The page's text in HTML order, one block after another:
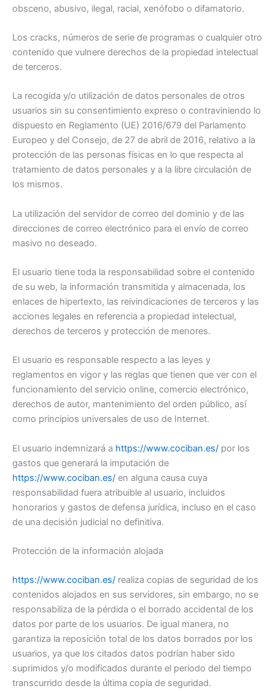
obsceno, abusivo, ilegal, racial, xenófobo o difamatorio.
Los cracks, números de serie de programas o cualquier otro
contenido que vulnere derechos de la propiedad intelectual
de terceros.
La recogida y/o utilización de datos personales de otros
usuarios sin su consentimiento expreso o contraviniendo lo
dispuesto en Reglamento (UE) 2016/679 del Parlamento
Europeo y del Consejo, de 27 de abril de 2016, relativo a la
protección de las personas físicas en lo que respecta al
tratamiento de datos personales y a la libre circulación de
los mismos.
La utilización del servidor de correo del dominio y de las
direcciones de correo electrónico para el envío de correo
masivo no deseado.
El usuario tiene toda la responsabilidad sobre el contenido
de su web, la información transmitida y almacenada, los
enlaces de hipertexto, las reivindicaciones de terceros y las
acciones legales en referencia a propiedad intelectual,
derechos de terceros y protección de menores.
El usuario es responsable respecto a las leyes y
reglamentos en vigor y las reglas que tienen que ver con el
funcionamiento del servicio online, comercio electrónico,
derechos de autor, mantenimiento del orden público, así
como principios universales de uso de Internet.
El usuario indemnizará a https://www.cociban.es/ por los
gastos que generará la imputación de
https://www.cociban.es/ en alguna causa cuya
responsabilidad fuera atribuible al usuario, incluidos
honorarios y gastos de defensa jurídica, incluso en el caso
de una decisión judicial no definitiva.
Protección de la información alojada
https://www.cociban.es/ realiza copias de seguridad de los
contenidos alojados en sus servidores, sin embargo, no se
responsabiliza de la pérdida o el borrado accidental de los
datos por parte de los usuarios. De igual manera, no
garantiza la reposición total de los datos borrados por los
usuarios, ya que los citados datos podrían haber sido
suprimidos y/o modificados durante el periodo del tiempo
transcurrido desde la última copia de seguridad.